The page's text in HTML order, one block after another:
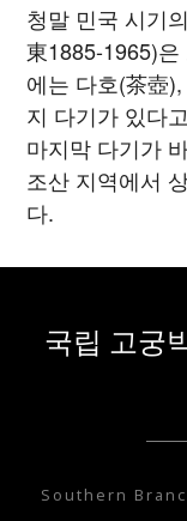
청말 민국 시기
東1885-1965)은
에는 다호(茶壺
지 다기가 있다
마지막 다기가
조산 지역에서
다.
국립 고궁
Southern